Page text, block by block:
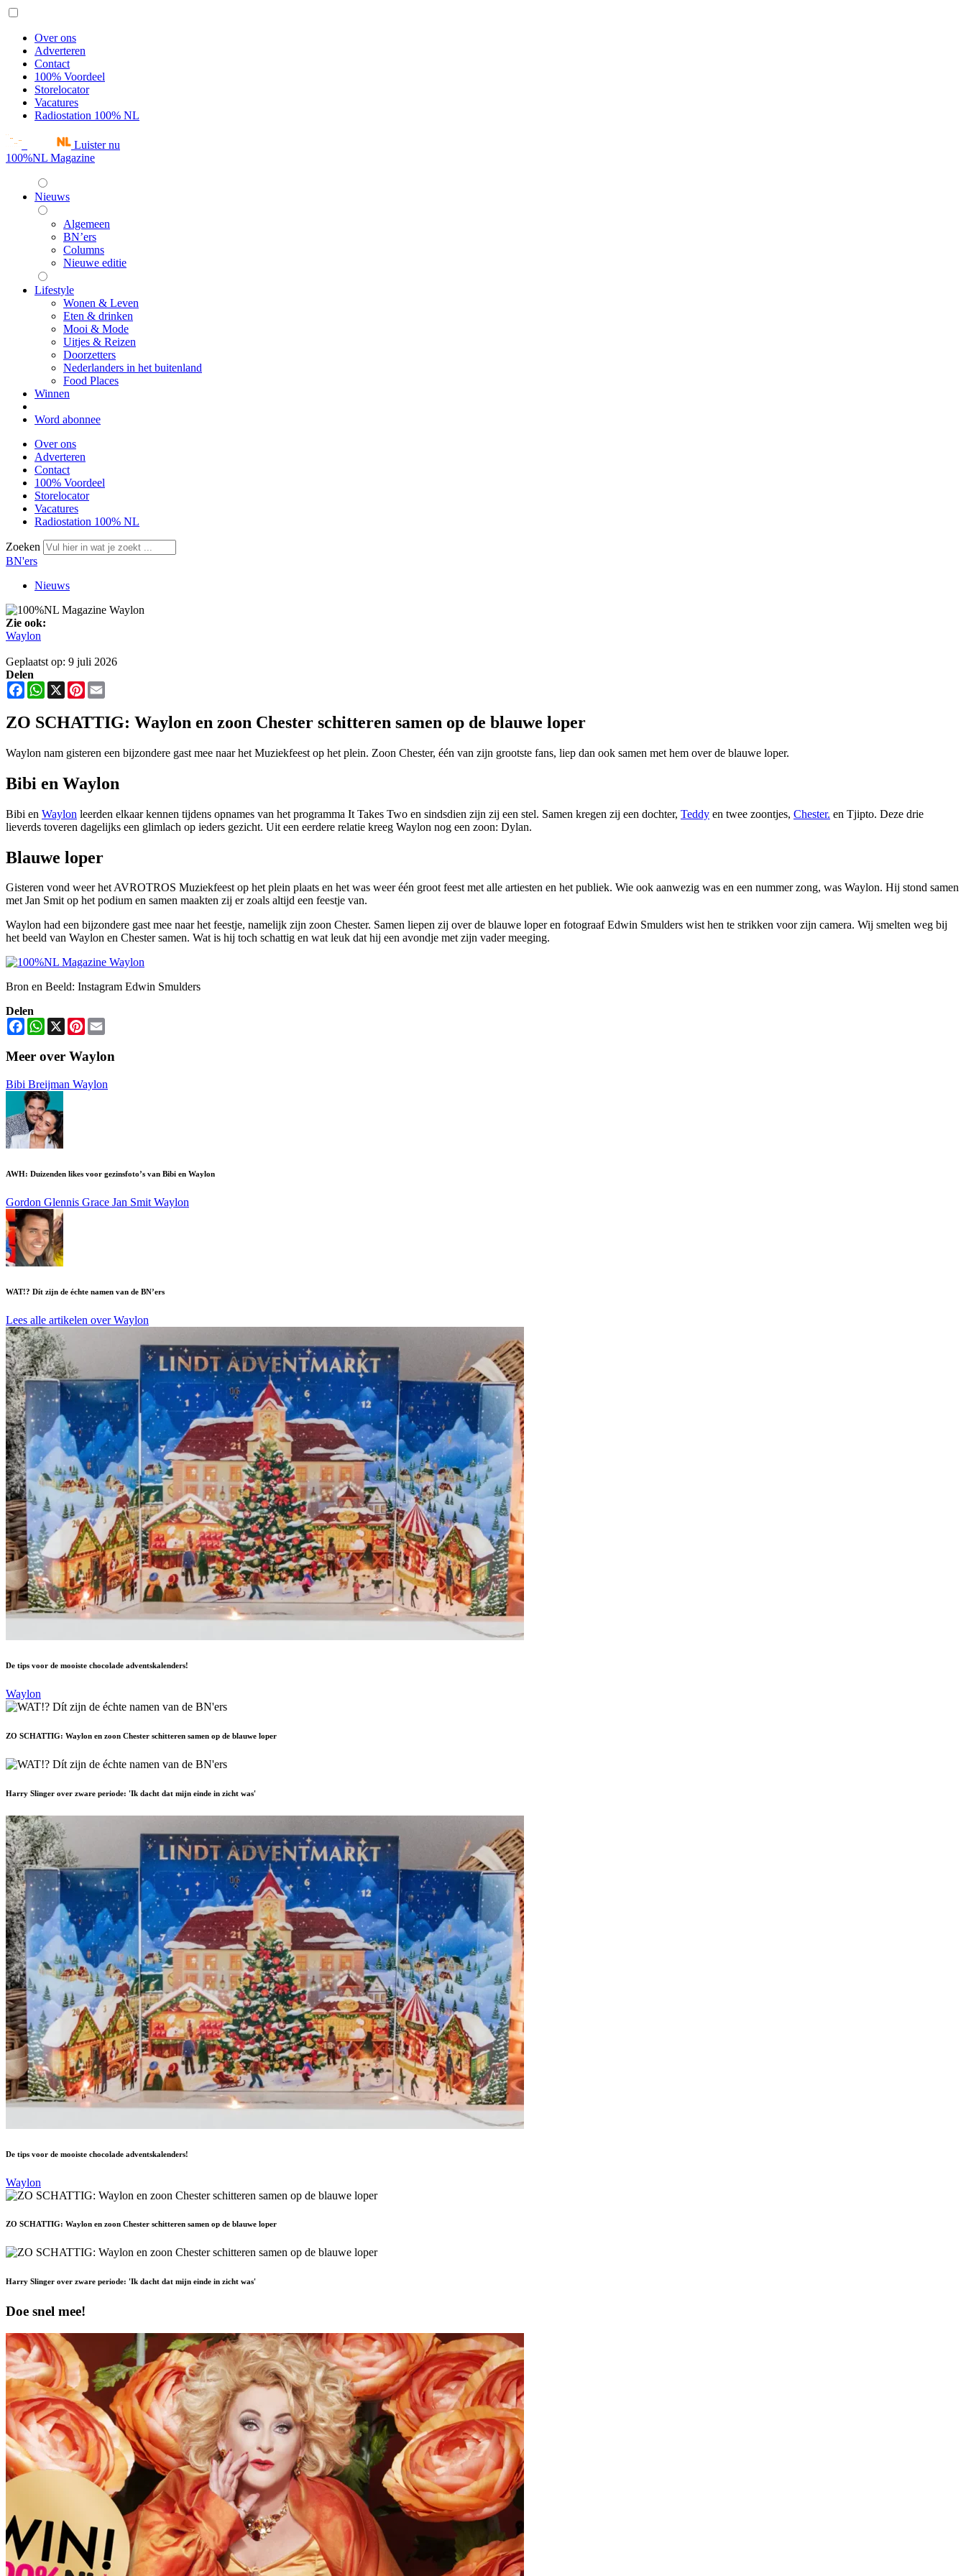
Over ons
Adverteren
Contact
100% Voordeel
Storelocator
Vacatures
Radiostation 100% NL
Luister nu
100%NL Magazine
Nieuws
Algemeen
BN’ers
Columns
Nieuwe editie
Lifestyle
Wonen & Leven
Eten & drinken
Mooi & Mode
Uitjes & Reizen
Doorzetters
Nederlanders in het buitenland
Food Places
Winnen
Word abonnee
Over ons
Adverteren
Contact
100% Voordeel
Storelocator
Vacatures
Radiostation 100% NL
Zoeken
BN'ers
Nieuws
Zie ook:
Waylon
Geplaatst op: 9 juli 2026
Delen
FacebookWhatsApp
X Pinterest
ZO SCHATTIG: Waylon en zoon Chester schitteren samen op de blauwe loper
Waylon nam gisteren een bijzondere gast mee naar het Muziekfeest op het plein. Zoon Chester, één van zijn grootste fans, liep dan ook samen met hem over de blauwe loper.
Bibi en Waylon
Bibi en Waylon leerden elkaar kennen tijdens opnames van het programma It Takes Two en sindsdien zijn zij een stel. Samen kregen zij een dochter, Teddy en twee zoontjes, Chester. en Tjipto. Deze drie
lieverds toveren dagelijks een glimlach op ieders gezicht. Uit een eerdere relatie kreeg Waylon nog een zoon: Dylan.
Blauwe loper
Gisteren vond weer het AVROTROS Muziekfeest op het plein plaats en het was weer één groot feest met alle artiesten en het publiek. Wie ook aanwezig was en een nummer zong, was Waylon. Hij stond samen
met Jan Smit op het podium en samen maakten zij er zoals altijd een feestje van.
Waylon had een bijzondere gast mee naar het feestje, namelijk zijn zoon Chester. Samen liepen zij over de blauwe loper en fotograaf Edwin Smulders wist hen te strikken voor zijn camera. Wij smelten weg bij
het beeld van Waylon en Chester samen. Wat is hij toch schattig en wat leuk dat hij een avondje met zijn vader meeging.
Bron en Beeld: Instagram Edwin Smulders
Delen
FacebookWhatsApp
X Pinterest
Meer over Waylon
Bibi Breijman Waylon
AWH: Duizenden likes voor gezinsfoto’s van Bibi en Waylon
Gordon Glennis Grace Jan Smit Waylon
WAT!? Dít zijn de échte namen van de BN’ers
Lees alle artikelen over Waylon
De tips voor de mooiste chocolade adventskalenders!
Waylon
ZO SCHATTIG: Waylon en zoon Chester schitteren samen op de blauwe loper
Harry Slinger over zware periode: 'Ik dacht dat mijn einde in zicht was'
De tips voor de mooiste chocolade adventskalenders!
Waylon
ZO SCHATTIG: Waylon en zoon Chester schitteren samen op de blauwe loper
Harry Slinger over zware periode: 'Ik dacht dat mijn einde in zicht was'
Doe snel mee!